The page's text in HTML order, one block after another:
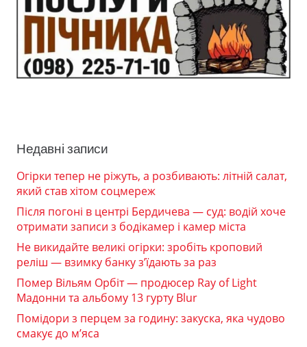
Недавні записи
Огірки тепер не ріжуть, а розбивають: літній салат,
який став хітом соцмереж
Після погоні в центрі Бердичева — суд: водій хоче
отримати записи з бодікамер і камер міста
Не викидайте великі огірки: зробіть кроповий
реліш — взимку банку з’їдають за раз
Помер Вільям Орбіт — продюсер Ray of Light
Мадонни та альбому 13 гурту Blur
Помідори з перцем за годину: закуска, яка чудово
смакує до м’яса